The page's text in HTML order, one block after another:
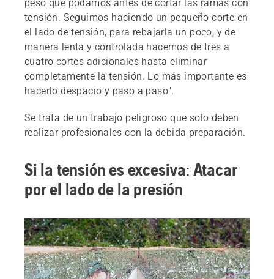
peso que podamos antes de cortar las ramas con
tensión. Seguimos haciendo un pequeño corte en
el lado de tensión, para rebajarla un poco, y de
manera lenta y controlada hacemos de tres a
cuatro cortes adicionales hasta eliminar
completamente la tensión. Lo más importante es
hacerlo despacio y paso a paso".
Se trata de un trabajo peligroso que solo deben
realizar profesionales con la debida preparación.
Si la tensión es excesiva: Atacar
por el lado de la presión